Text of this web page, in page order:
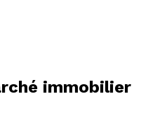
immobilier